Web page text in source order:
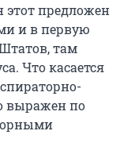
предложен
и в первую
там
Что касается
выражен по